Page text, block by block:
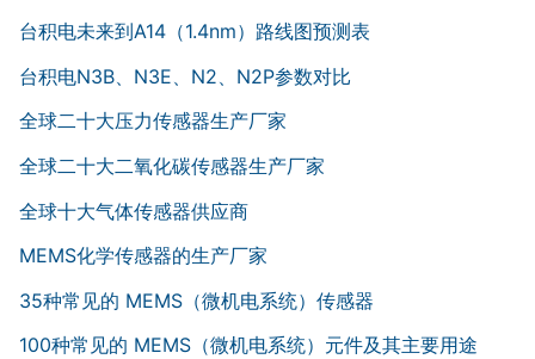
台积电未来到A14（1.4nm）路线图预测表
台积电N3B、N3E、N2、N2P参数对比
全球二十大压力传感器生产厂家
全球二十大二氧化碳传感器生产厂家
全球十大气体传感器供应商
MEMS化学传感器的生产厂家
35种常见的 MEMS（微机电系统）传感器
100种常见的 MEMS（微机电系统）元件及其主要用途